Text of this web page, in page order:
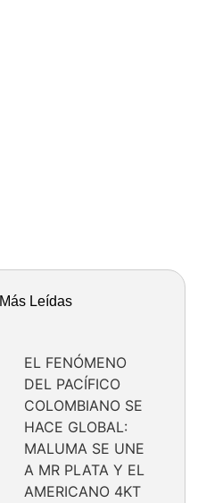
Más Leídas
EL FENÓMENO
DEL PACÍFICO
COLOMBIANO SE
HACE GLOBAL:
MALUMA SE UNE
A MR PLATA Y EL
AMERICANO 4KT